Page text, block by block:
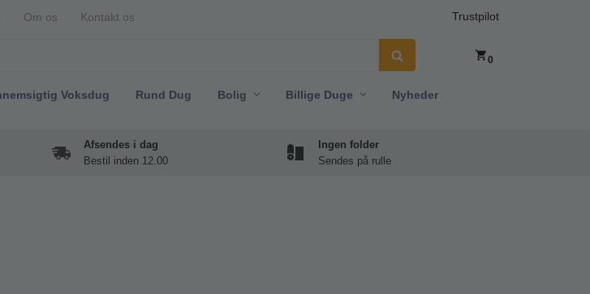
Om os Kontakt os Trustpilot
0
Voksdug Rund Dug Bolig Billige Duge
Nyheder
Afsendes i dag
Bestil inden 12.00
Ingen folder
Sendes på rulle